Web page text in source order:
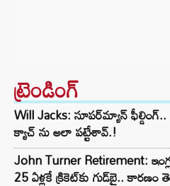
ట్రెండింగ్‌
Will Jacks: సూపర్‌మ్యాన్
క్యాచ్ ను అలా పట్టేశావ్.!
John Turner Retirement:
25 ఏళ్లకే క్రికెట్‌కు గుడ్‌బై.. కారణం